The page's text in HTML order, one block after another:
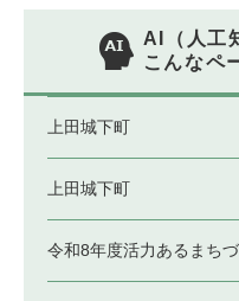
AI（人工
こんなペ
上田城下町
上田城下町
令和8年度活力あるまち